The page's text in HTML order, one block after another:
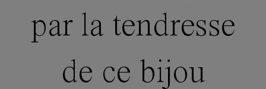
par la tendresse
de ce bijou